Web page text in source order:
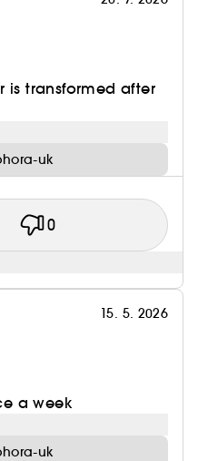
is transformed after
uk
0
15. 5. 2026
a week
uk